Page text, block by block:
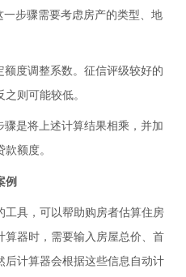
步骤需要考虑房产的类型、地
度调整系数。征信评级较好的
则可能较低。
是将上述计算结果相乘，并加
额度。
例
工具，可以帮助购房者估算住房
器时，需要输入房屋总价、首
计算器会根据这些信息自动计